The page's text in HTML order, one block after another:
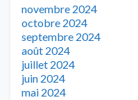
novembre 2024
octobre 2024
septembre 2024
août 2024
juillet 2024
juin 2024
mai 2024